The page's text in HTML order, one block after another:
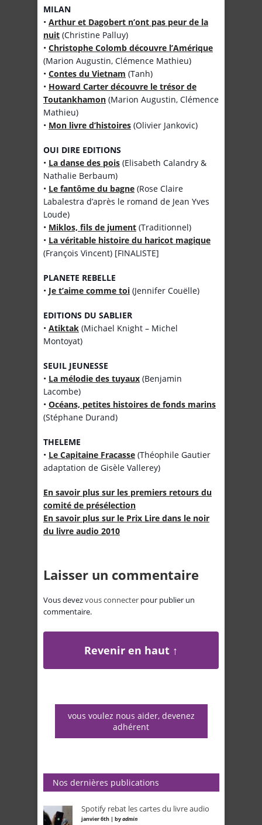
MILAN
• Arthur et Dagobert n’ont pas peur de la
nuit (Christine Palluy)
• Christophe Colomb découvre l’Amérique
(Marion Augustin, Clémence Mathieu)
• Contes du Vietnam (Tanh)
• Howard Carter découvre le trésor de
Toutankhamon (Marion Augustin, Clémence
Mathieu)
• Mon livre d’histoires (Olivier Jankovic)
OUI DIRE EDITIONS
• La danse des pois (Elisabeth Calandry &
Nathalie Berbaum)
• Le fantôme du bagne (Rose Claire
Labalestra d’après le romand de Jean Yves
Loude)
• Miklos, fils de jument (Traditionnel)
• La véritable histoire du haricot magique
(François Vincent) [FINALISTE]
PLANETE REBELLE
• Je t’aime comme toi (Jennifer Couëlle)
EDITIONS DU SABLIER
• Atiktak (Michael Knight – Michel
Montoyat)
SEUIL JEUNESSE
• La mélodie des tuyaux (Benjamin
Lacombe)
• Océans, petites histoires de fonds marins
(Stéphane Durand)
THELEME
• Le Capitaine Fracasse (Théophile Gautier
adaptation de Gisèle Vallerey)
En savoir plus sur les premiers retours du
comité de présélection
En savoir plus sur le Prix Lire dans le noir
du livre audio 2010
Laisser un commentaire
Vous devezvous connecter pour publier un
commentaire.
Revenir en haut ↑
vous voulez nous aider, devenez
adhérent
Nos dernières publications
Spotify rebat les cartes du livre audio
janvier 6th | byadmin